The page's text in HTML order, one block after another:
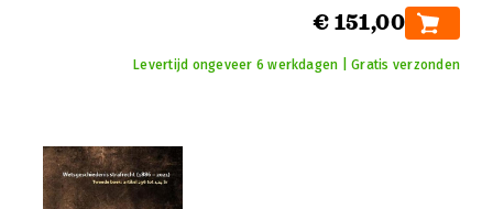
€ 151,00
Levertijd ongeveer 6 werkdagen | Gratis verzonden